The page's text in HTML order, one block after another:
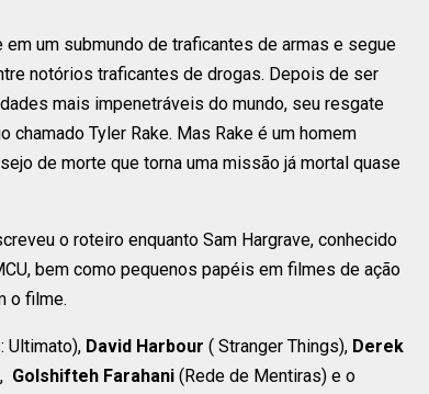
um submundo de traficantes de armas e segue
notórios traficantes de drogas. Depois de ser
mais impenetráveis ​​do mundo, seu resgate
chamado Tyler Rake. Mas Rake é um homem
de morte que torna uma missão já mortal quase
o roteiro enquanto Sam Hargrave, conhecido
bem como pequenos papéis em filmes de ação
o filme.
Ultimato), David Harbour ( Stranger Things), Derek
Golshifteh Farahani (Rede de Mentiras) e o